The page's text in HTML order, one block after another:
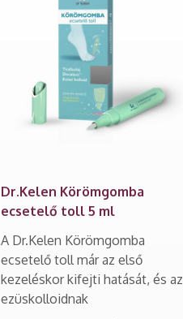
Dr.Kelen Körömgomba
ecsetelő toll 5 ml
A Dr.Kelen Körömgomba
ecsetelő toll már az első
kezeléskor kifejti hatását, és az
ezüskolloidnak